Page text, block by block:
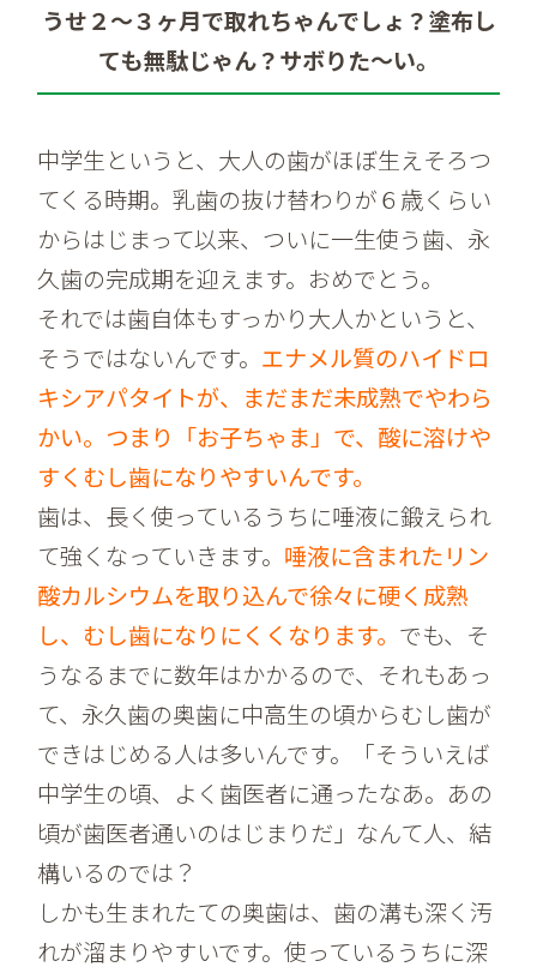
うせ２～３ヶ月で取れちゃんでしょ？塗布し
ても無駄じゃん？サボりた～い。
中学生というと、大人の歯がほぼ生えそろつ
てくる時期。乳歯の抜け替わりが６歳くらい
からはじまって以来、ついに一生使う歯、永
久歯の完成期を迎えます。おめでとう。
それでは歯自体もすっかり大人かというと、
そうではないんです。 エナメル質のハイドロ
キシアパタイトが、まだまだ未成熟でやわら
かい。つまり「お子ちゃま」で、酸に溶けや
すくむし歯になりやすいんです。
歯は、長く使っているうちに唾液に鍛えられ
て強くなっていきます。 唾液に含まれたリン
酸カルシウムを取り込んで徐々に硬く成熟
し、むし歯になりにくくなります。 でも、そ
うなるまでに数年はかかるので、それもあっ
て、永久歯の奥歯に中高生の頃からむし歯が
できはじめる人は多いんです。「そういえば
中学生の頃、よく歯医者に通ったなあ。あの
頃が歯医者通いのはじまりだ」なんて人、結
構いるのでは？
しかも生まれたての奥歯は、歯の溝も深く汚
れが溜まりやすいです。使っているうちに深